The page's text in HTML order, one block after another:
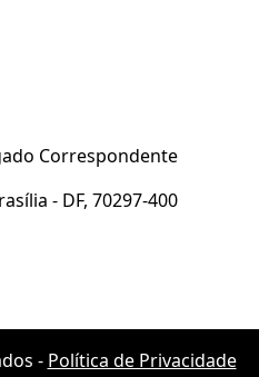
Correspondente
- DF, 70297-400
- Política de Privacidade